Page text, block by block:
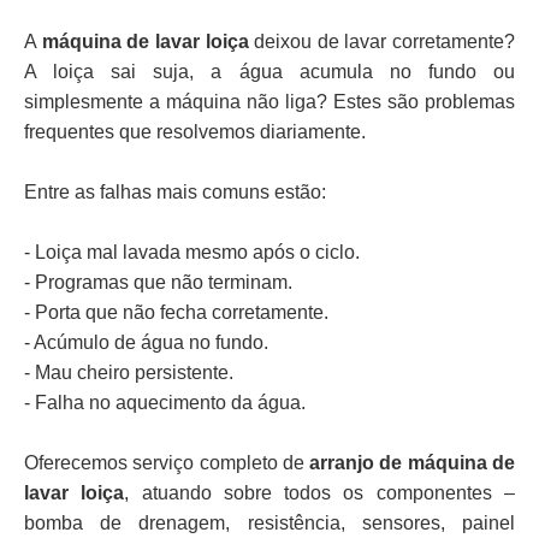
A máquina de lavar loiçadeixou de lavar corretamente?
A loiça sai suja, a água acumula no fundo ou
simplesmente a máquina não liga? Estes são problemas
frequentes que resolvemos diariamente.
Entre as falhas mais comuns estão:
- Loiça mal lavada mesmo após o ciclo.
- Programas que não terminam.
- Porta que não fecha corretamente.
- Acúmulo de água no fundo.
- Mau cheiro persistente.
- Falha no aquecimento da água.
Oferecemos serviço completo dearranjo de máquina de
lavar loiça, atuando sobre todos os componentes –
bomba de drenagem, resistência, sensores, painel